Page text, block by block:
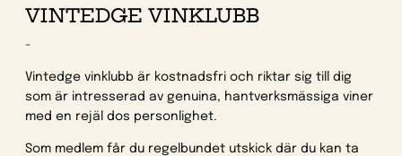
VINTEDGE VINKLUBB
-
Vintedge vinklubb är kostnadsfri och riktar sig till dig
som är intresserad av genuina, hantverksmässiga viner
med en rejäl dos personlighet.
Som medlem får du regelbundet utskick där du kan ta